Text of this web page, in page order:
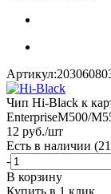
Артикул:
Чип Hi-Black к
EnterpriseM500/
12 руб./шт
Есть в наличии
-
В корзину
Купить в 1 клик